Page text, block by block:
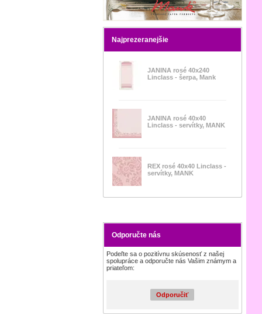
Najprezeranejšie
JANINA rosé 40x240
Linclass - šerpa, Mank
JANINA rosé 40x40
Linclass - servítky, MANK
REX rosé 40x40 Linclass -
servítky, MANK
Odporučte nás
Podeľte sa o pozitívnu skúsenosť z našej
spolupráce a odporučte nás Vašim známym a
priateľom:
Odporučiť